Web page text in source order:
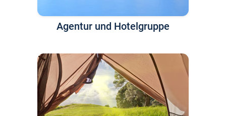
Agentur und Hotelgruppe